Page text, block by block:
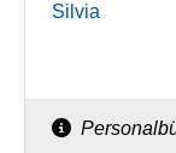
Silvia